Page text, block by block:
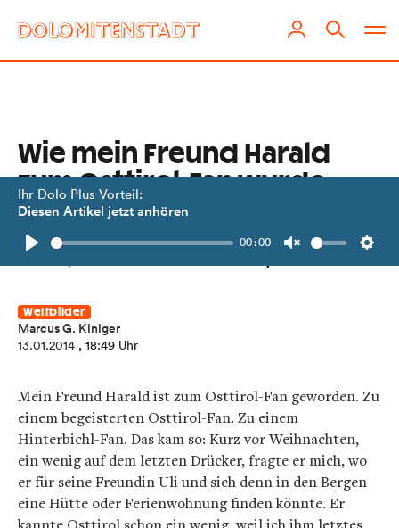
Ihr Dolo Plus Vorteil:
Diesen Artikel jetzt anhören
Play
00:00
Unmute
Wie mein Freund Harald
zum Osttirol-Fan wurde
"So etwas, das findest Du nirgends
mehr, nicht in Mitteleuropa".
Weltbilder
Marcus G. Kiniger
13.01.2014 , 18:49 Uhr
Mein Freund Harald ist zum Osttirol-Fan geworden. Zu
einem begeisterten Osttirol-Fan. Zu einem
Hinterbichl-Fan. Das kam so: Kurz vor Weihnachten,
ein wenig auf dem letzten Drücker, fragte er mich, wo
er für seine Freundin Uli und sich denn in den Bergen
eine Hütte oder Ferienwohnung finden könnte. Er